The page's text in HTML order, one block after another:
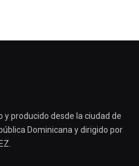
y producido desde la ciudad de
Dominicana y dirigido por